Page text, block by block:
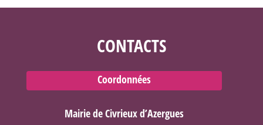
CONTACTS
Coordonnées
Mairie de Civrieux d’Azergues